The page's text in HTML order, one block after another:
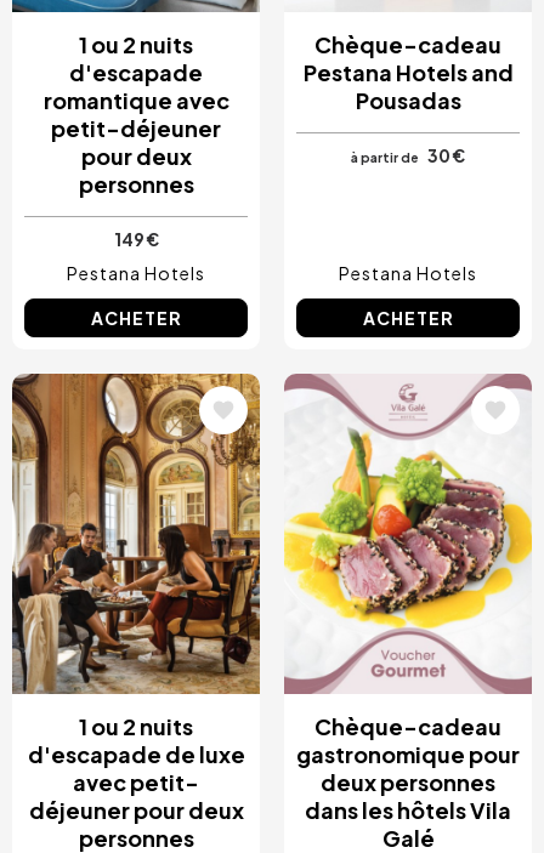
1 ou 2 nuits
d'escapade
romantique avec
petit-déjeuner
pour deux
personnes
149 €
Pestana Hotels
ACHETER
Chèque-cadeau
Pestana Hotels and
Pousadas
à partir de 30 €
Pestana Hotels
ACHETER
Image
1 ou 2 nuits
d'escapade de luxe
avec petit-
déjeuner pour deux
personnes
Image
Chèque-cadeau
gastronomique pour
deux personnes
dans les hôtels Vila
Galé